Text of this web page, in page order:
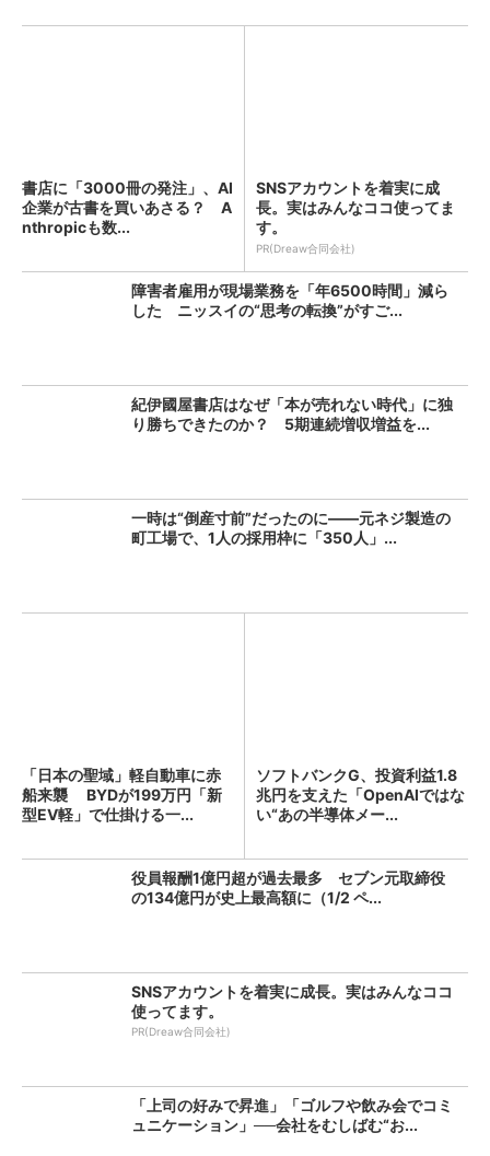
書店に「3000冊の発注」、AI
企業が古書を買いあさる？ A
nthropicも数...
SNSアカウントを着実に成
長。実はみんなココ使ってま
す。
PR(Dreaw合同会社)
障害者雇用が現場業務を「年6500時間」減ら
した ニッスイの“思考の転換”がすご...
紀伊國屋書店はなぜ「本が売れない時代」に独
り勝ちできたのか？ 5期連続増収増益を...
一時は“倒産寸前”だったのに――元ネジ製造の
町工場で、1人の採用枠に「350人」...
「日本の聖域」軽自動車に赤
船来襲 BYDが199万円「新
型EV軽」で仕掛ける一...
ソフトバンクG、投資利益1.8
兆円を支えた「OpenAIではな
い“あの半導体メー...
役員報酬1億円超が過去最多 セブン元取締役
の134億円が史上最高額に（1/2 ペ...
SNSアカウントを着実に成長。実はみんなココ
使ってます。
PR(Dreaw合同会社)
「上司の好みで昇進」「ゴルフや飲み会でコミ
ュニケーション」──会社をむしばむ“お...